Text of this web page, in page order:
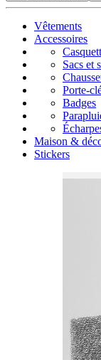
Vêtements
Accessoires
Sacs et
Porte-
Badges
Maison &
Stickers